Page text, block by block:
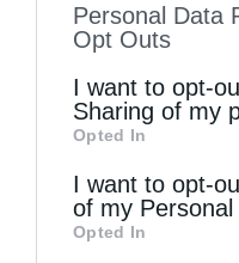
to your opt-out.
information by
of downstream
information may
third parties on
Downstream
Personal Data
Opt Outs
I want to opt-
Sharing of my
Opted In
I want to opt-
of my Personal
Opted In
Τελευταία άρθρα